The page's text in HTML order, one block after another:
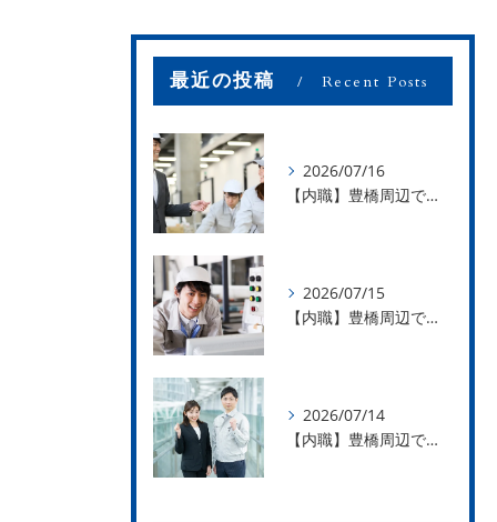
最近の投稿 Recent Posts
2026/07/16
【内職】豊橋周辺で内職のお仕事を探している方募集中！【お仕事の内容】
2026/07/15
【内職】豊橋周辺で内職のお仕事を探している方募集中！【急な学級閉鎖も安心】
2026/07/14
【内職】豊橋周辺で内職のお仕事を探している方募集中！【内職さまのお声②】